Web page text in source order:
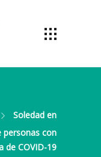
Soledad en
personas con
de COVID-19